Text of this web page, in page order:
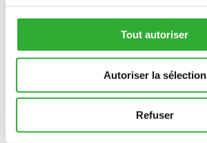
Tout autoriser
Autoriser la sélection
Refuser